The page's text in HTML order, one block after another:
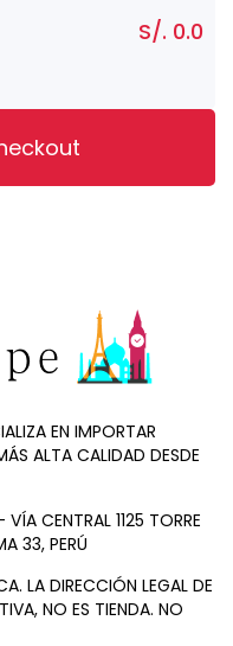
S/. 0.0
EN IMPORTAR
ALTA CALIDAD DESDE
CENTRAL 1125 TORRE
33, PERÚ
LA DIRECCIÓN LEGAL DE
NO ES TIENDA. NO